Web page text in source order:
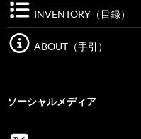
INVENTORY（目録）
ABOUT（手引）
ソーシャルメディア